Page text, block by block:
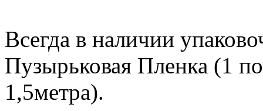
Всегда в наличии
Пузырьковая Пленка (1
1,5метра).